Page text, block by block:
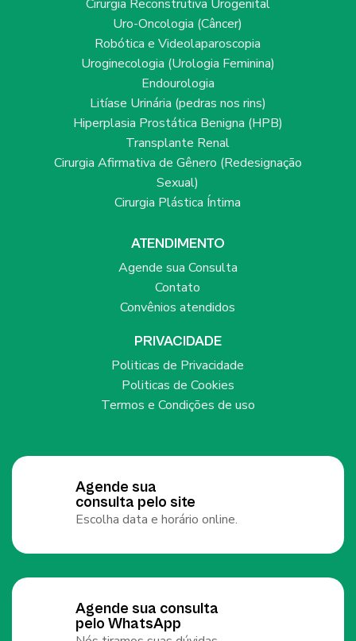
Cirurgia Reconstrutiva Urogenital
Uro-Oncologia (Câncer)
Robótica e Videolaparoscopia
Uroginecologia (Urologia Feminina)
Endourologia
Litíase Urinária (pedras nos rins)
Hiperplasia Prostática Benigna (HPB)
Transplante Renal
Cirurgia Afirmativa de Gênero (Redesignação
Sexual)
Cirurgia Plástica Íntima
ATENDIMENTO
Agende sua Consulta
Contato
Convênios atendidos
PRIVACIDADE
Politicas de Privacidade
Politicas de Cookies
Termos e Condições de uso
Agende sua
consulta pelo site
Escolha data e horário online.
Agende sua consulta
pelo WhatsApp